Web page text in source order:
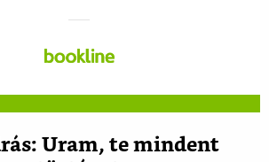
Uram, te mindent